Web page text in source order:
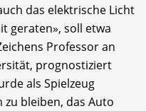
das elektrische Licht
geraten», soll etwa
Professor an
prognostiziert
als Spielzeug
bleiben, das Auto